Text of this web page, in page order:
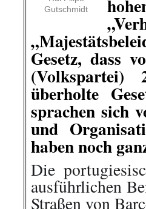
Gutschmidt
Gesetz, dass
(Volkspartei)
überholte
sprachen sich
und
haben noch
Die
ausführlichen
Straßen von